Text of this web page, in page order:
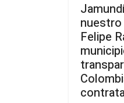
Felipe